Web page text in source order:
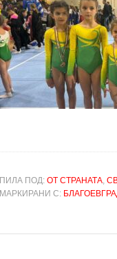
ПИЛА ПОД: ОТ СТРАНАТА,
МАРКИРАНИ С: